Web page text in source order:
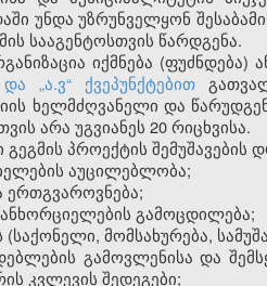
უნდა უზრუნველყონ
სააგენტოსთვის წარდგენა.
იქმნება
„ა.ვ“ ქვეპუნქტებით
ხელმძღვანელი და
არა უგვიანეს 20 რიცხვისა.
გეგმის პროექტის
აუცილებლობა;
ერთგვაროვნება;
გამოცდილება;
(საქონელი, მომსახურება,
გამოვლენისა და
კვლევის შედეგები;